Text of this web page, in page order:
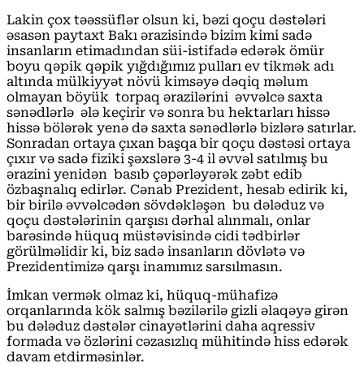
Lakin çox təəssüflər olsun ki, bəzi qoçu dəstələri
əsasən paytaxt Bakı ərazisində bizim kimi sadə
insanların etimadından süi-istifadə edərək ömür
boyu qəpik qəpik yığdığımız pulları ev tikmək adı
altında mülkiyyət növü kimsəyə dəqiq məlum
olmayan böyük torpaq ərazilərini əvvəlcə saxta
sənədlərlə ələ keçirir və sonra bu hektarları hissə
hissə bölərək yenə də saxta sənədlərlə bizlərə satırlar.
Sonradan ortaya çıxan başqa bir qoçu dəstəsi ortaya
çıxır və sadə fiziki şəxslərə 3-4 il əvvəl satılmış bu
ərazini yenidən basıb çəpərləyərək zəbt edib
özbaşnalıq edirlər. Cənab Prezident, hesab edirik ki,
bir birilə əvvəlcədən sövdəkləşən bu dələduz və
qoçu dəstələrinin qarşısı dərhal alınmalı, onlar
barəsində hüquq müstəvisində cidi tədbirlər
görülməlidir ki, biz sadə insanların dövlətə və
Prezidentimizə qarşı inamımız sarsılmasın.
İmkan vermək olmaz ki, hüquq-mühafizə
orqanlarında kök salmış bəzilərilə gizli əlaqəyə girən
bu dələduz dəstələr cinayətlərini daha aqressiv
formada və özlərini cəzasızlıq mühitində hiss edərək
davam etdirməsinlər.